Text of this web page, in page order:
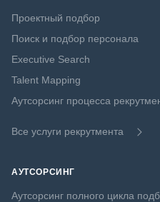
Проектный подбор
Поиск и подбор персонала
Executive Search
Talent Mapping
Аутсорсинг процесса
Все услуги рекрутмента
АУТСОРСИНГ
Аутсорсинг полного цикла